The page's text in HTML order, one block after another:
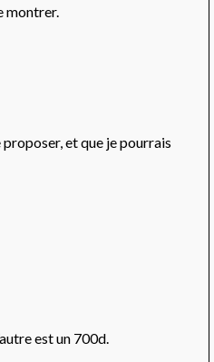
montrer.
proposer, et que je pourrais
est un 700d.